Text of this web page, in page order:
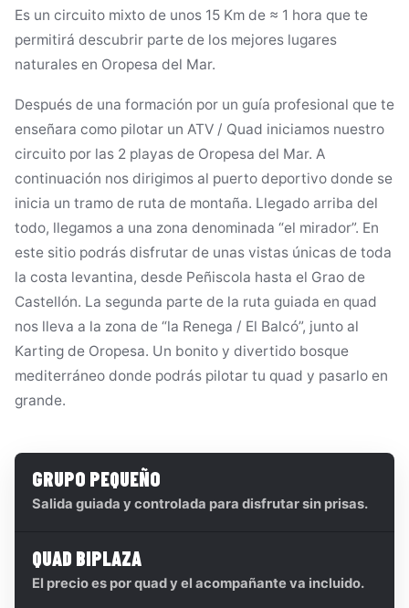
Es un circuito mixto de unos 15 Km de ≈ 1 hora que te
permitirá descubrir parte de los mejores lugares
naturales en Oropesa del Mar.
Después de una formación por un guía profesional que te
enseñara como pilotar un ATV / Quad iniciamos nuestro
circuito por las 2 playas de Oropesa del Mar. A
continuación nos dirigimos al puerto deportivo donde se
inicia un tramo de ruta de montaña. Llegado arriba del
todo, llegamos a una zona denominada “el mirador”. En
este sitio podrás disfrutar de unas vistas únicas de toda
la costa levantina, desde Peñiscola hasta el Grao de
Castellón. La segunda parte de la ruta guiada en quad
nos lleva a la zona de “la Renega / El Balcó”, junto al
Karting de Oropesa. Un bonito y divertido bosque
mediterráneo donde podrás pilotar tu quad y pasarlo en
grande.
GRUPO PEQUEÑO
Salida guiada y controlada para disfrutar sin prisas.
QUAD BIPLAZA
El precio es por quad y el acompañante va incluido.